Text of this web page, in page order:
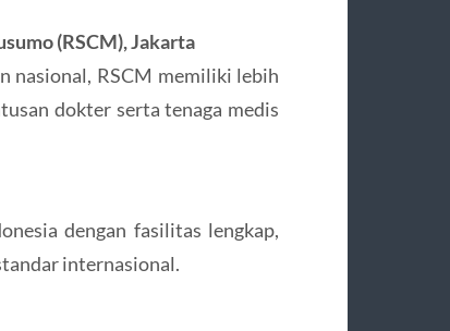
(RSCM), Jakarta
nasional, RSCM memiliki lebih
dokter serta tenaga medis
dengan fasilitas lengkap,
internasional.